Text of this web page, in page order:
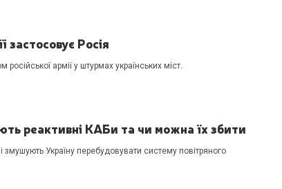
застосовує Росія
російської армії у штурмах українських міст.
реактивні КАБи та чи можна їх збити
змушують Україну перебудовувати систему повітряного